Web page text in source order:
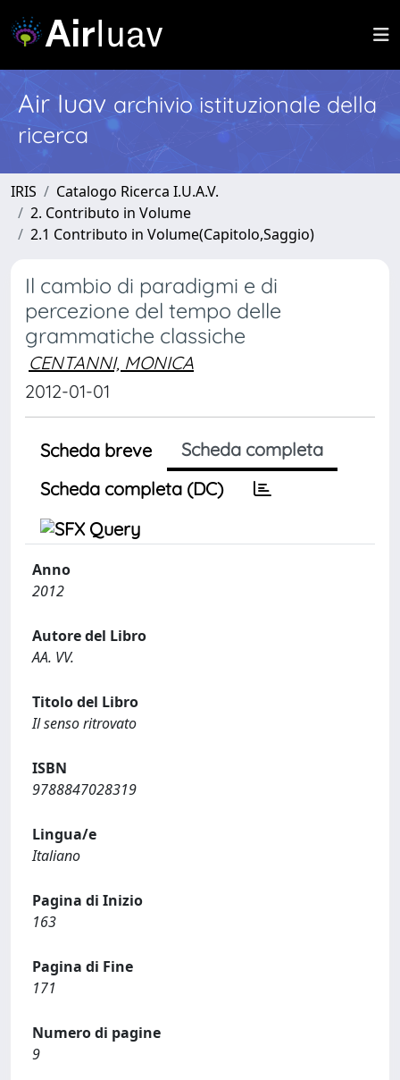
Air Iuav archivio istituzionale della
ricerca
IRIS
Catalogo Ricerca I.U.A.V.
2. Contributo in Volume
2.1 Contributo in Volume(Capitolo,Saggio)
Il cambio di paradigmi e di
percezione del tempo delle
grammatiche classiche
CENTANNI, MONICA
2012-01-01
Scheda breve
Scheda completa
Scheda completa (DC)
Anno
2012
Autore del Libro
AA. VV.
Titolo del Libro
Il senso ritrovato
ISBN
9788847028319
Lingua/e
Italiano
Pagina di Inizio
163
Pagina di Fine
171
Numero di pagine
9